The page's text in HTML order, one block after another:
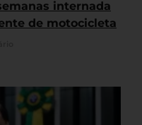
internada
de motocicleta